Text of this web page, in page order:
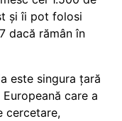
și îi pot folosi
dacă rămân în
este singura țară
care a
cercetare,